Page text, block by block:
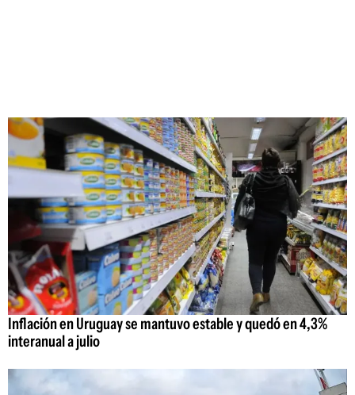
Inflación en Uruguay se mantuvo estable y quedó en 4,3%
interanual a julio